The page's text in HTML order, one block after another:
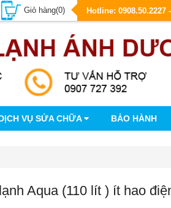
Giỏ hàng(0) Hotline: 0908.50.2227
VỤ SỬA CHỮA BẢO HÀNH
Aqua (110 lít ) ít hao